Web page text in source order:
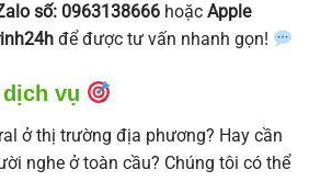
số: 0963138666hoặc Apple
để được tư vấn nhanh gọn!
vụ
ở thị trường địa phương? Hay cần
nghe ở toàn cầu? Chúng tôi có thể